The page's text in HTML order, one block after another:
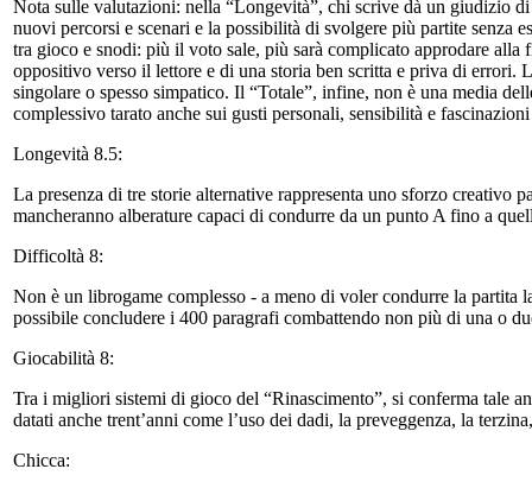
Nota sulle valutazioni: nella “Longevità”, chi scrive dà un giudizio
nuovi percorsi e scenari e la possibilità di svolgere più partite senza
tra gioco e snodi: più il voto sale, più sarà complicato approdare
oppositivo verso il lettore e di una storia ben scritta e priva di errori.
singolare o spesso simpatico. Il “Totale”, infine, non è una media
complessivo tarato anche sui gusti personali, sensibilità e
Longevità 8.5:
La presenza di tre storie alternative rappresenta uno sforzo creativo
mancheranno alberature capaci di condurre da un punto A fino a
Difficoltà 8:
Non è un librogame complesso - a meno di voler condurre la partita
possibile concludere i 400 paragrafi combattendo non più di una o
Giocabilità 8:
Tra i migliori sistemi di gioco del “Rinascimento”, si conferma tale
datati anche trent’anni come l’uso dei dadi, la preveggenza, la
Chicca: